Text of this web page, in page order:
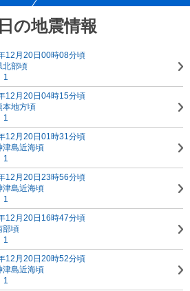
の地震情報
12月20日00時08分頃
北部頃
1
12月20日04時15分頃
本地方頃
1
12月20日01時31分頃
津島近海頃
1
12月20日23時56分頃
津島近海頃
1
12月20日16時47分頃
部頃
1
12月20日20時52分頃
津島近海頃
1